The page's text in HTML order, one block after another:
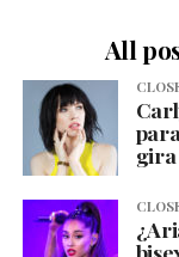
All
gira